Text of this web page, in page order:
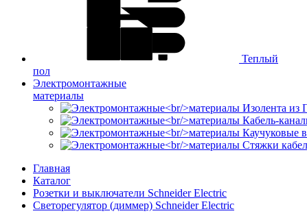
Теплый
пол
Электромонтажные
материалы
Изолента из
Кабель-
Каучуковые
Стяжки
Главная
Каталог
Розетки и выключатели Schneider Electric
Светорегулятор (диммер) Schneider Electric